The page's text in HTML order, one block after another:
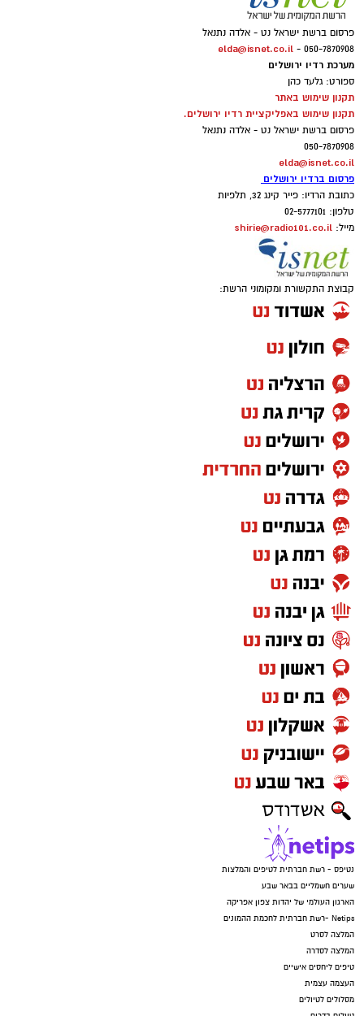
פרסום ברשת ישראל נט - אלדה נתנאל
050-7870908 -
elda@isnet.co.il
מערכת רדיו ירושלים
ספורט: גלעד כהן
תקנון שימוש באתר
תקנון שימוש באפליקציית רדיו ירושלים.
פרסום ברשת ישראל נט - אלדה נתנאל
050-7870908
elda@isnet.co.il
פרסום ברדיו ירושלים
כתובת הרדיו: פייר קינג 32, תלפיות
טלפון: 02-5777101
מייל: shirie@radio101.co.il
קבוצת התקשורת ומקומוני הרשת:
נטיפס - רשת חברתית לטיפים והמלצות
שערים חשמליים בבאר שבע
הארגון העולמי של יהדות צפון אפריקה
Netips -רשת חברתית לחכמת ההמונים
המלצה לסרט
המלצה לסדרה
טיפים ליחסים אישיים
העצמה עצמית
מסלולים לטיולים